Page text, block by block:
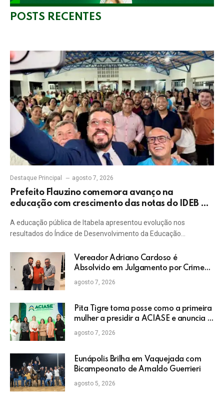
POSTS RECENTES
Destaque Principal agosto 7, 2026
Prefeito Flauzino comemora avanço na
educação com crescimento das notas do IDEB da
A educação pública de Itabela apresentou evolução nos
resultados do Índice de Desenvolvimento da Educação…
Vereador Adriano Cardoso é
Absolvido em Julgamento por Crime
Eleitoral no TRE
agosto 7, 2026
Pita Tigre toma posse como a primeira
mulher a presidir a ACIASE e anuncia a
retomada do Prêmio Destaque
Empresarial
agosto 7, 2026
Eunápolis Brilha em Vaquejada com
Bicampeonato de Arnaldo Guerrieri
agosto 5, 2026